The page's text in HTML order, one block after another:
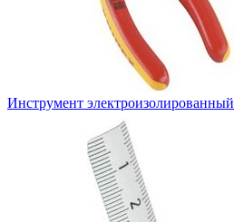
Инструмент электроизолированный